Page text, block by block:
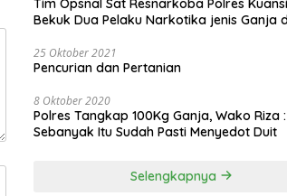
Bekuk Dua Pelaku Narkotika jenis Ganja
25 Oktober 2021
Pencurian dan Pertanian
8 Oktober 2020
Polres Tangkap 100Kg Ganja, Wako Riza
Sebanyak Itu Sudah Pasti Menyedot Duit
Selengkapnya